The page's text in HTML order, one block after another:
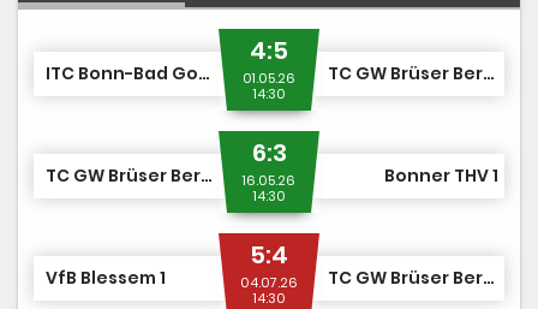
ITC Bonn-Bad Godesberg 1
4:5
01.05.26
14:30
TC GW Brüser Berg 1
TC GW Brüser Berg 1
6:3
16.05.26
14:30
Bonner THV 1
VfB Blessem 1
5:4
04.07.26
14:30
TC GW Brüser Berg 1